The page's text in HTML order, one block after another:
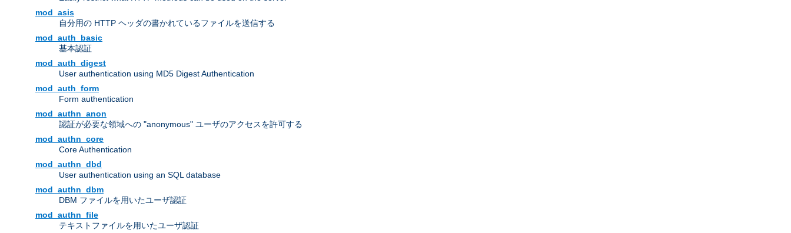
mod_asis
自分用の HTTP ヘッダの書かれているファイルを送信する
mod_auth_basic
基本認証
mod_auth_digest
User authentication using MD5 Digest Authentication
mod_auth_form
Form authentication
mod_authn_anon
認証が必要な領域への "anonymous" ユーザのアクセスを許可する
mod_authn_core
Core Authentication
mod_authn_dbd
User authentication using an SQL database
mod_authn_dbm
DBM ファイルを用いたユーザ認証
mod_authn_file
テキストファイルを用いたユーザ認証